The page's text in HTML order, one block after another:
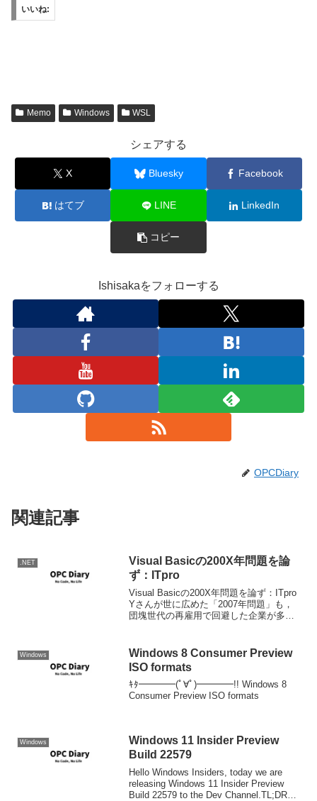
いいね:
Memo Windows WSL
シェアする
X Bluesky Facebook
はてブ LINE LinkedIn
コピー
Ishisakaをフォローする
OPCDiary
関連記事
.NET
Visual Basicの200X年問題を論
ず：ITpro
Visual Basicの200X年問題を論ず：ITpro
Yさんが世に広めた「2007年問題」も，
団塊世代の再雇用で回避した企業が多い
「Visual ...
Windows
Windows 8 Consumer Preview
ISO formats
ｷﾀ━━━━(ﾟ∀ﾟ)━━━━!! Windows 8
Consumer Preview ISO formats
Windows
Windows 11 Insider Preview
Build 22579
Hello Windows Insiders, today we are
releasing Windows 11 Insider Preview
Build 22579 to the Dev Channel.TL;DR